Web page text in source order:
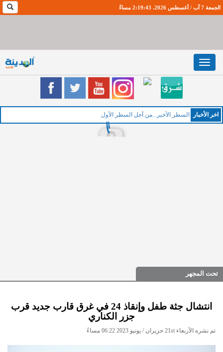
الجمعة 7 آب / أغسطس 2026. 2:19:44 مساءً
Toggle
navigation
اخر اﻷخبار السطر الأخير...من أجل السطر الأول
تحت المجهر
انتشال جثة طفل وإنقاذ 24 في غرق قارب جديد قرب
جزر الكناري
تم نشره الأربعاء 21st حزيران / يونيو 2023 06:22 مساءً